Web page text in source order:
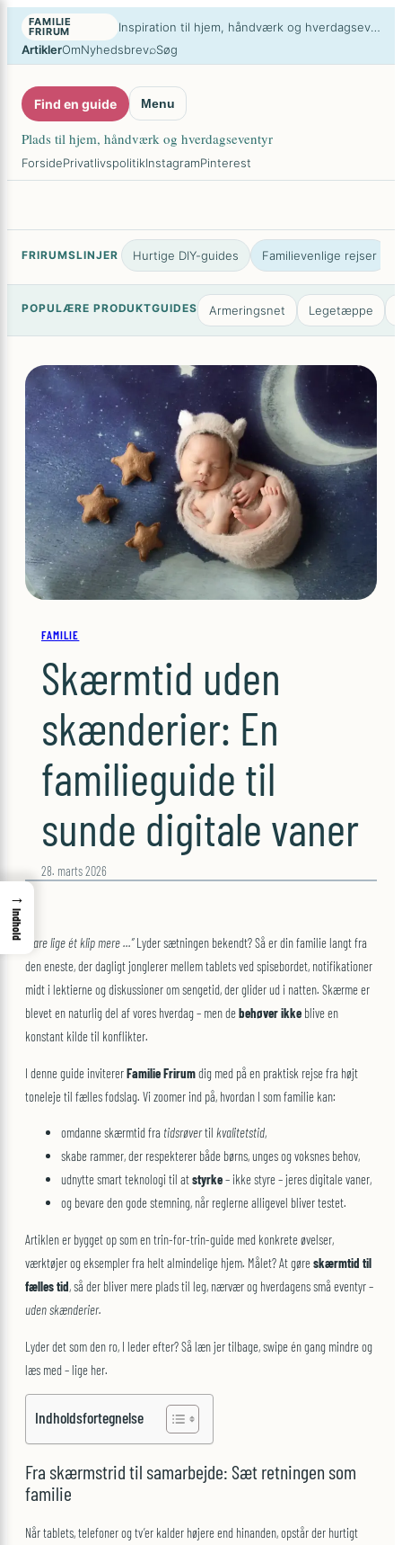
Spring
indhold
FAMILIE
FRIRUM
Inspiration til hjem, håndværk og hverdags­eventyr
ArtiklerOmNyhedsbrev⌕Søg
Find en guide Menu
Plads til hjem, håndværk og hverdags­eventyr
ForsidePrivatlivspolitikInstagramPinterest
FRIRUMSLINJER Hurtige DIY-guides Familievenlige rejser
POPULÆRE PRODUKTGUIDES Armeringsnet Legetæppe
FAMILIE
Skærmtid uden
skænderier: En
familieguide til
sunde digitale vaner
28. marts 2026
“Bare lige ét klip mere …”Lyder sætningen bekendt? Så er din familie langt fra
den eneste, der dagligt jonglerer mellem tablets ved spisebordet, notifikationer
midt i lektierne og diskussioner om sengetid, der glider ud i natten. Skærme er
blevet en naturlig del af vores hverdag – men debehøver ikke blive en
konstant kilde til konflikter.
I denne guide invitererFamilie Frirumdig med på en praktisk rejse fra højt
toneleje til fælles fodslag. Vi zoomer ind på, hvordan I som familie kan:
omdanne skærmtid fra tidsrøvertil kvalitetstid,
skabe rammer, der respekterer både børns, unges og voksnes behov,
udnytte smart teknologi til atstyrke– ikke styre – jeres digitale vaner,
og bevare den gode stemning, når reglerne alligevel bliver testet.
Artiklen er bygget op som en trin-for-trin-guide med konkrete øvelser,
værktøjer og eksempler fra helt almindelige hjem. Målet? At gøreskærmtid til
fælles tid, så der bliver mere plads til leg, nærvær og hverdagens små eventyr –
uden skænderier.
Lyder det som den ro, I leder efter? Så læn jer tilbage, swipe én gang mindre og
læs med – lige her.
Indholdsfortegnelse
Fra skærmstrid til samarbejde: Sæt retningen som
familie
Når tablets, telefoner og tv’er kalder højere end hinanden, opstår der hurtigt
→
Indhold